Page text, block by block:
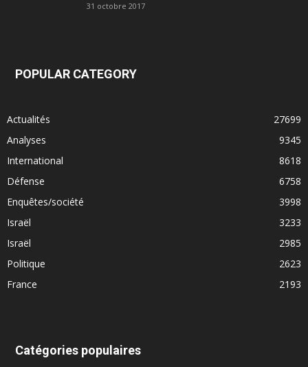
31 octobre 2017
POPULAR CATEGORY
Actualités
27699
Analyses
9345
International
8618
Défense
6758
Enquêtes/société
3998
Israël
3233
Israël
2985
Politique
2623
France
2193
Catégories populaires